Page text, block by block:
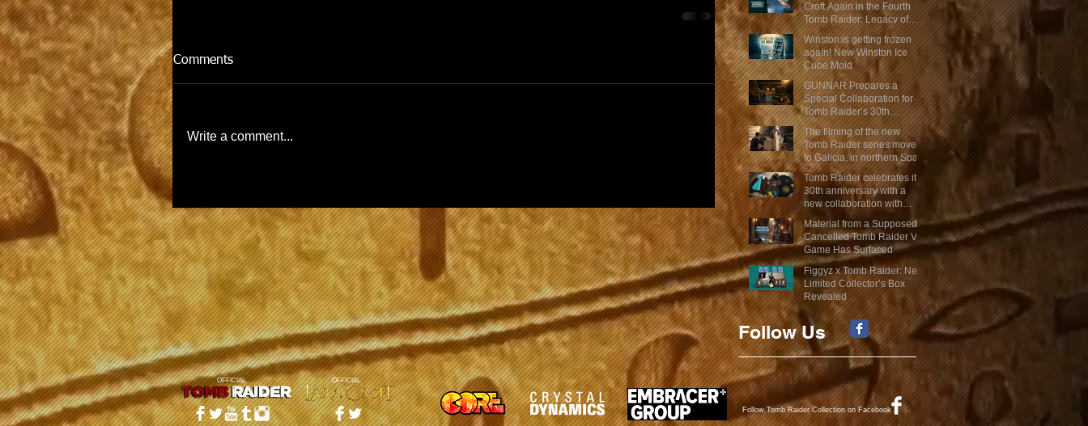
Comments
Write a comment...
Croft Again in the Fourth
Tomb Raider: Legacy of
Atlantis Mini-Documentary
Winston is getting frozen
again! New Winston Ice
Cube Mold
GUNNAR Prepares a
Special Collaboration for
Tomb Raider’s 30th
Anniversary
The filming of the new
Tomb Raider series moves
to Galicia, in northern Spain
Tomb Raider celebrates its
30th anniversary with a
new collaboration with
Insert Coin
Material from a Supposed
Cancelled Tomb Raider VR
Game Has Surfaced
Figgyz x Tomb Raider: New
Limited Collector’s Box
Revealed
Follow Us
OFFICIAL OFFICIAL
Follow Tomb Raider Collection on Facebook